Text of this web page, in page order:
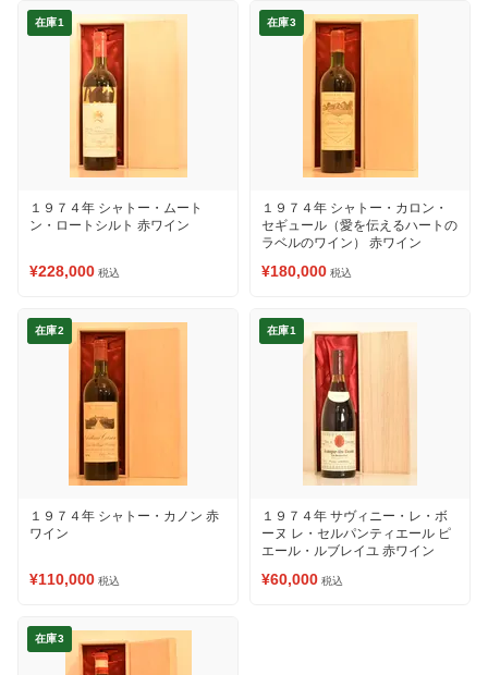
在庫1
１９７４年 シャトー・ムート
ン・ロートシルト 赤ワイン
¥228,000 税込
在庫3
１９７４年 シャトー・カロン・
セギュール（愛を伝えるハートの
ラベルのワイン） 赤ワイン
¥180,000 税込
在庫2
１９７４年 シャトー・カノン 赤
ワイン
¥110,000 税込
在庫1
１９７４年 サヴィニー・レ・ボ
ーヌ レ・セルパンティエール ピ
エール・ルブレイユ 赤ワイン
¥60,000 税込
在庫3